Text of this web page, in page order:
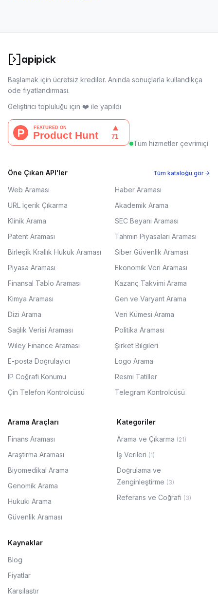
apipick
Başlamak için ücretsiz krediler. Anında sonuçlarla kullandıkça
öde fiyatlandırması.
Geliştirici topluluğu için ❤️ ile yapıldı
Tüm hizmetler çevrimiçi
Öne Çıkan API'ler Tüm kataloğu gör →
Web Araması
Haber Araması
URL İçerik Çıkarma
Akademik Arama
Klinik Arama
SEC Beyanı Araması
Patent Araması
Tahmin Piyasaları Araması
Birleşik Krallık Hukuk Araması
Siber Güvenlik Araması
Piyasa Araması
Ekonomik Veri Araması
Finansal Tablo Araması
Kazanç Takvimi Arama
Kimya Araması
Gen ve Varyant Arama
Dizi Arama
Veri Kümesi Arama
Sağlık Verisi Araması
Politika Araması
Wiley Finance Araması
Şirket Bilgileri
E-posta Doğrulayıcı
Logo Arama
IP Coğrafi Konumu
Resmi Tatiller
Çin Telefon Kontrolcüsü
Telegram Kontrolcüsü
Arama Araçları
Finans Araması
Araştırma Araması
Biyomedikal Arama
Genomik Arama
Hukuki Arama
Güvenlik Araması
Kategoriler
Arama ve Çıkarma (21)
İş Verileri (1)
Doğrulama ve
Zenginleştirme (3)
Referans ve Coğrafi (3)
Kaynaklar
Blog
Fiyatlar
Karşılaştır